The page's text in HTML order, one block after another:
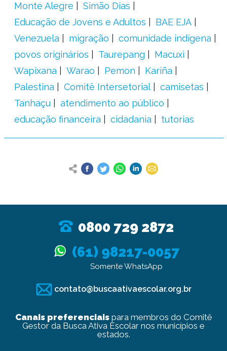
Monte Alegre
Simão Dias
Educação de Jovens e Adultos
BAE EJA
Venezuela
migração
comunidade indígena
povos originários
Taurepang
Macuxi
Wapixana
Warao Pemon
Kariña
Palestina
Comitê Intersetorial
camisetas
Tanhaçu
atendimento ao público
educação financeira
cidadania tutorias
0800 729 2872
(61) 98217-0057
Somente WhatsApp
contato@buscaativaescolar.org.br
Canais preferenciaispara membros do Comitê
Gestor da Busca Ativa Escolar nos municípios e
estados.